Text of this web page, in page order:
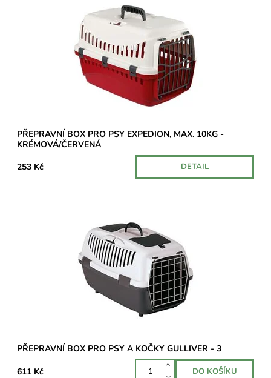
plastovými dvířky a speciálními úchyty pro bezpečnostní pásy v
Na cestě
PŘEPRAVNÍ BOX PRO PSY EXPEDION, MAX. 10KG -
KRÉMOVÁ/ČERVENÁ
253 Kč
DETAIL
Skladem 1 ks
PŘEPRAVNÍ BOX PRO PSY A KOČKY GULLIVER - 3
611 Kč